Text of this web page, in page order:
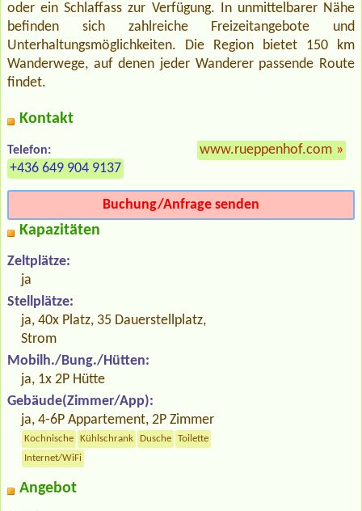
oder ein Schlaffass zur Verfügung. In unmittelbarer Nähe
befinden sich zahlreiche Freizeitangebote und
Unterhaltungsmöglichkeiten. Die Region bietet 150 km
Wanderwege, auf denen jeder Wanderer passende Route
findet.
Kontakt
Telefon:
+436 649 904 9137
www.rueppenhof.com »
Buchung/Anfrage senden
Kapazitäten
Zeltplätze:
ja
Stellplätze:
ja, 40x Platz, 35 Dauerstellplatz,
Strom
Mobilh./Bung./Hütten:
ja, 1x 2P Hütte
Gebäude(Zimmer/App):
ja, 4-6P Appartement, 2P Zimmer
Kochnische Kühlschrank Dusche
Toilette
Internet/WiFi
Angebot